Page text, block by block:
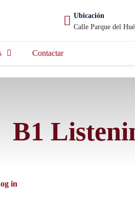
Ubicación
Calle Parque del
Contactar
B1
in